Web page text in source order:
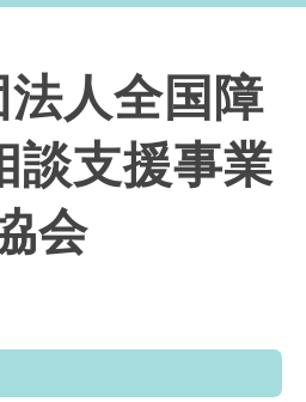
人全国障
談支援事業
会